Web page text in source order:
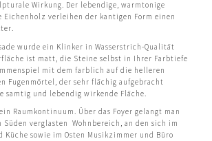
Wirkung. Der lebendige, warmtonige
Eichenholz verleihen der kantigen Form einen
wurde ein Klinker in Wasserstrich-Qualität
ist matt, die Steine selbst in Ihrer Farbtiefe
mit dem farblich auf die helleren
Fugenmörtel, der sehr flächig aufgebracht
samtig und lebendig wirkende Fläche.
Raumkontinuum. Über das Foyer gelangt man
Süden verglasten Wohnbereich, an den sich im
Küche sowie im Osten Musikzimmer und Büro